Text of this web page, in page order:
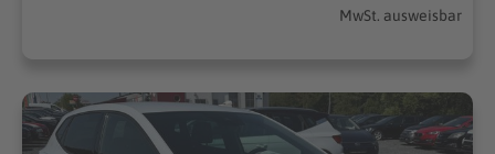
MwSt. ausweisbar